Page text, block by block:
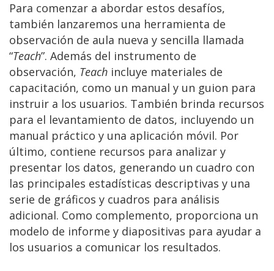
Para comenzar a abordar estos desafíos,
también lanzaremos una herramienta de
observación de aula nueva y sencilla llamada
“Teach”. Además del instrumento de
observación, Teach incluye materiales de
capacitación, como un manual y un guion para
instruir a los usuarios. También brinda recursos
para el levantamiento de datos, incluyendo un
manual práctico y una aplicación móvil. Por
último, contiene recursos para analizar y
presentar los datos, generando un cuadro con
las principales estadísticas descriptivas y una
serie de gráficos y cuadros para análisis
adicional. Como complemento, proporciona un
modelo de informe y diapositivas para ayudar a
los usuarios a comunicar los resultados.